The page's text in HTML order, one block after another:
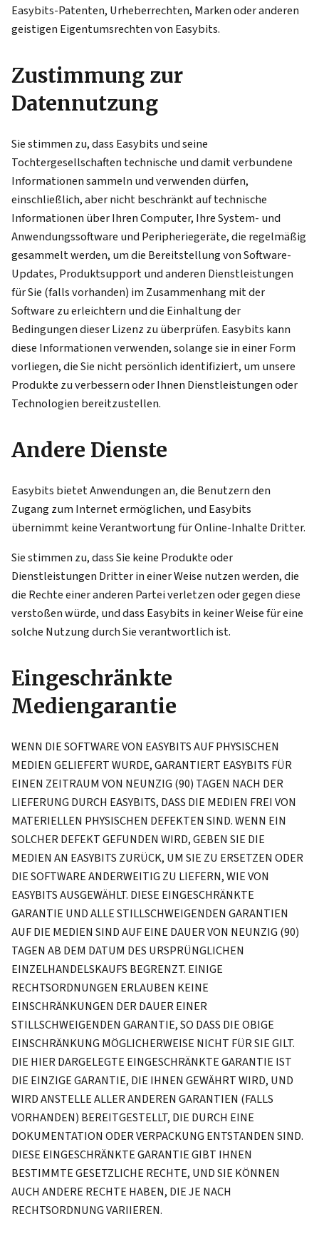
Easybits-Patenten, Urheberrechten, Marken oder anderen
geistigen Eigentumsrechten von Easybits.
Zustimmung zur
Datennutzung
Sie stimmen zu, dass Easybits und seine
Tochtergesellschaften technische und damit verbundene
Informationen sammeln und verwenden dürfen,
einschließlich, aber nicht beschränkt auf technische
Informationen über Ihren Computer, Ihre System- und
Anwendungssoftware und Peripheriegeräte, die regelmäßig
gesammelt werden, um die Bereitstellung von Software-
Updates, Produktsupport und anderen Dienstleistungen
für Sie (falls vorhanden) im Zusammenhang mit der
Software zu erleichtern und die Einhaltung der
Bedingungen dieser Lizenz zu überprüfen. Easybits kann
diese Informationen verwenden, solange sie in einer Form
vorliegen, die Sie nicht persönlich identifiziert, um unsere
Produkte zu verbessern oder Ihnen Dienstleistungen oder
Technologien bereitzustellen.
Andere Dienste
Easybits bietet Anwendungen an, die Benutzern den
Zugang zum Internet ermöglichen, und Easybits
übernimmt keine Verantwortung für Online-Inhalte Dritter.
Sie stimmen zu, dass Sie keine Produkte oder
Dienstleistungen Dritter in einer Weise nutzen werden, die
die Rechte einer anderen Partei verletzen oder gegen diese
verstoßen würde, und dass Easybits in keiner Weise für eine
solche Nutzung durch Sie verantwortlich ist.
Eingeschränkte
Mediengarantie
WENN DIE SOFTWARE VON EASYBITS AUF PHYSISCHEN
MEDIEN GELIEFERT WURDE, GARANTIERT EASYBITS FÜR
EINEN ZEITRAUM VON NEUNZIG (90) TAGEN NACH DER
LIEFERUNG DURCH EASYBITS, DASS DIE MEDIEN FREI VON
MATERIELLEN PHYSISCHEN DEFEKTEN SIND. WENN EIN
SOLCHER DEFEKT GEFUNDEN WIRD, GEBEN SIE DIE
MEDIEN AN EASYBITS ZURÜCK, UM SIE ZU ERSETZEN ODER
DIE SOFTWARE ANDERWEITIG ZU LIEFERN, WIE VON
EASYBITS AUSGEWÄHLT. DIESE EINGESCHRÄNKTE
GARANTIE UND ALLE STILLSCHWEIGENDEN GARANTIEN
AUF DIE MEDIEN SIND AUF EINE DAUER VON NEUNZIG (90)
TAGEN AB DEM DATUM DES URSPRÜNGLICHEN
EINZELHANDELSKAUFS BEGRENZT. EINIGE
RECHTSORDNUNGEN ERLAUBEN KEINE
EINSCHRÄNKUNGEN DER DAUER EINER
STILLSCHWEIGENDEN GARANTIE, SO DASS DIE OBIGE
EINSCHRÄNKUNG MÖGLICHERWEISE NICHT FÜR SIE GILT.
DIE HIER DARGELEGTE EINGESCHRÄNKTE GARANTIE IST
DIE EINZIGE GARANTIE, DIE IHNEN GEWÄHRT WIRD, UND
WIRD ANSTELLE ALLER ANDEREN GARANTIEN (FALLS
VORHANDEN) BEREITGESTELLT, DIE DURCH EINE
DOKUMENTATION ODER VERPACKUNG ENTSTANDEN SIND.
DIESE EINGESCHRÄNKTE GARANTIE GIBT IHNEN
BESTIMMTE GESETZLICHE RECHTE, UND SIE KÖNNEN
AUCH ANDERE RECHTE HABEN, DIE JE NACH
RECHTSORDNUNG VARIIEREN.